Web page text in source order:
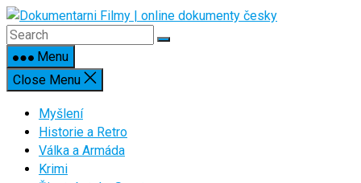
Skip
to
contentMenu
Close Menu
Myšlení
Historie a Retro
Válka a Armáda
Krimi